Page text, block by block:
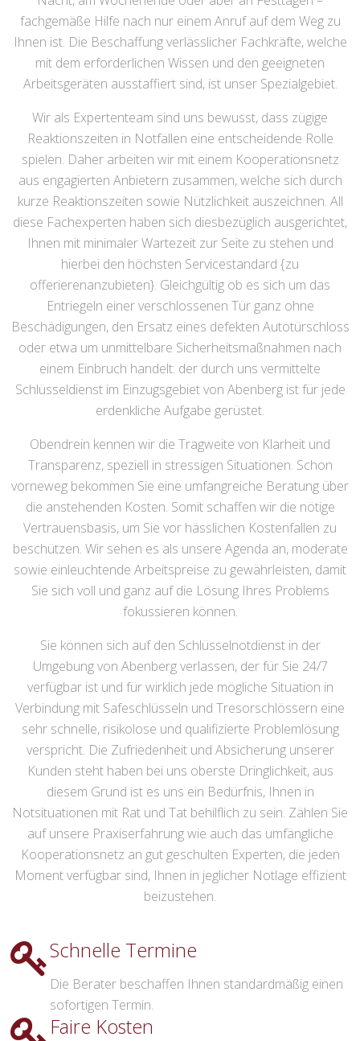
fachgemäße Hilfe nach nur einem Anruf auf dem Weg zu
Ihnen ist. Die Beschaffung verlässlicher Fachkräfte, welche
mit dem erforderlichen Wissen und den geeigneten
Arbeitsgeräten ausstaffiert sind, ist unser Spezialgebiet.
Wir als Expertenteam sind uns bewusst, dass zügige
Reaktionszeiten in Notfällen eine entscheidende Rolle
spielen. Daher arbeiten wir mit einem Kooperationsnetz
aus engagierten Anbietern zusammen, welche sich durch
kurze Reaktionszeiten sowie Nützlichkeit auszeichnen. All
diese Fachexperten haben sich diesbezüglich ausgerichtet,
Ihnen mit minimaler Wartezeit zur Seite zu stehen und
hierbei den höchsten Servicestandard {zu
offerierenanzubieten}. Gleichgültig ob es sich um das
Entriegeln einer verschlossenen Tür ganz ohne
Beschädigungen, den Ersatz eines defekten Autotürschloss
oder etwa um unmittelbare Sicherheitsmaßnahmen nach
einem Einbruch handelt: der durch uns vermittelte
Schlüsseldienst im Einzugsgebiet von Abenberg ist für jede
erdenkliche Aufgabe gerüstet.
Obendrein kennen wir die Tragweite von Klarheit und
Transparenz, speziell in stressigen Situationen. Schon
vorneweg bekommen Sie eine umfangreiche Beratung über
die anstehenden Kosten. Somit schaffen wir die nötige
Vertrauensbasis, um Sie vor hässlichen Kostenfallen zu
beschützen. Wir sehen es als unsere Agenda an, moderate
sowie einleuchtende Arbeitspreise zu gewährleisten, damit
Sie sich voll und ganz auf die Lösung Ihres Problems
fokussieren können.
Sie können sich auf den Schlüsselnotdienst in der
Umgebung von Abenberg verlassen, der für Sie 24/7
verfügbar ist und für wirklich jede mögliche Situation in
Verbindung mit Safeschlüsseln und Tresorschlössern eine
sehr schnelle, risikolose und qualifizierte Problemlösung
verspricht. Die Zufriedenheit und Absicherung unserer
Kunden steht haben bei uns oberste Dringlichkeit, aus
diesem Grund ist es uns ein Bedürfnis, Ihnen in
Notsituationen mit Rat und Tat behilflich zu sein. Zählen Sie
auf unsere Praxiserfahrung wie auch das umfängliche
Kooperationsnetz an gut geschulten Experten, die jeden
Moment verfügbar sind, Ihnen in jeglicher Notlage effizient
beizustehen.
Schnelle Termine
Die Berater beschaffen Ihnen standardmäßig einen
sofortigen Termin.
Faire Kosten